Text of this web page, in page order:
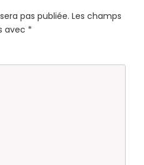
pas publiée. Les champs
avec *